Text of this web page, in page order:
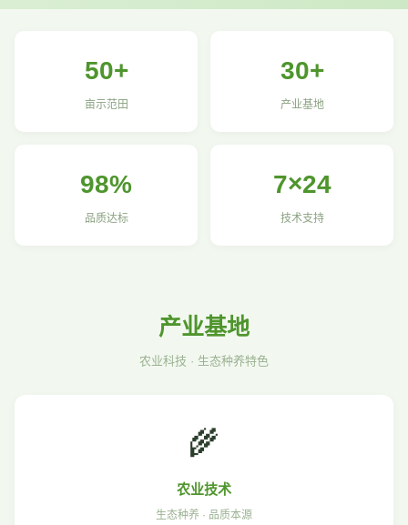
50+
亩示范田
30+
产业基地
98%
品质达标
7×24
技术支持
产业基地
农业科技 · 生态种养特色
🌾
农业技术
生态种养 · 品质本源